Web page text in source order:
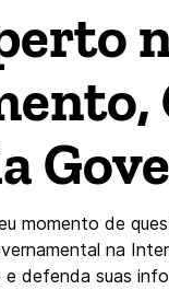
momento de
na
defenda suas